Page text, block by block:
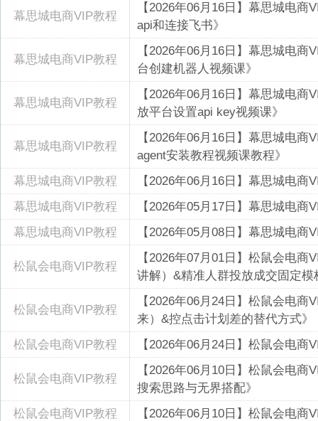
幕思城电商VIP教程
【2026年06月16日】幕思城电
api和连接飞书》
幕思城电商VIP教程
【2026年06月16日】幕思城电
台创建机器人视频课》
幕思城电商VIP教程
【2026年06月16日】幕思城电
放平台设置api key视频课》
幕思城电商VIP教程
【2026年06月16日】幕思城电
agent安装教程视频课教程》
幕思城电商VIP教程
【2026年06月16日】幕思城电商
幕思城电商VIP教程
【2026年05月17日】幕思城电
幕思城电商VIP教程
【2026年05月08日】幕思城电
松鼠会电商VIP教程
【2026年07月01日】松鼠会电
讲解）&精准人群投放成交固定模
松鼠会电商VIP教程
【2026年06月24日】松鼠会电
来）&控点击计划差的替代方式》
松鼠会电商VIP教程
【2026年06月24日】松鼠会电
松鼠会电商VIP教程
【2026年06月10日】松鼠会电
搜索思路与无界搭配》
松鼠会电商VIP教程
【2026年06月10日】松鼠会电